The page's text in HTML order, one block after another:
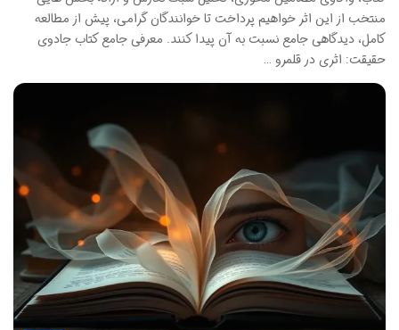
منتخب از این اثر خواهیم پرداخت تا خوانندگان گرامی، پیش از مطالعه
کامل، دیدگاهی جامع نسبت به آن پیدا کنند. معرفی جامع کتاب جادوی
حقیقت: اثری در قلمرو …